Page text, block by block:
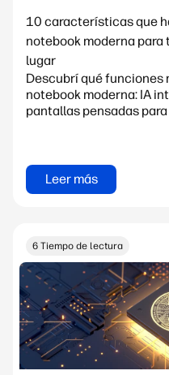
10 características que
notebook moderna
lugar
Descubrí qué funciones
notebook moderna: IA
pantallas pensadas
Leer más
6 Tiempo de lectura